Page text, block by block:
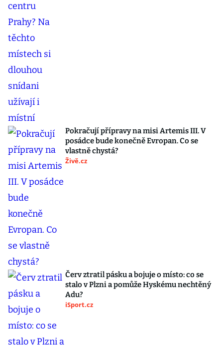
Pokračují přípravy na misi Artemis III. V
posádce bude konečně Evropan. Co se
vlastně chystá?
Živě.cz
Červ ztratil pásku a bojuje o místo: co se
stalo v Plzni a pomůže Hyskému nechtěný
Adu?
iSport.cz